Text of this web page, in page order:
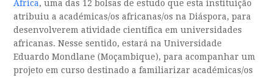
África, uma das 12 bolsas de estudo que esta instituição
atribuiu a académicas/os africanas/os na Diáspora, para
desenvolverem atividade científica em universidades
africanas. Nesse sentido, estará na Universidade
Eduardo Mondlane (Moçambique), para acompanhar um
projeto em curso destinado a familiarizar académicas/os